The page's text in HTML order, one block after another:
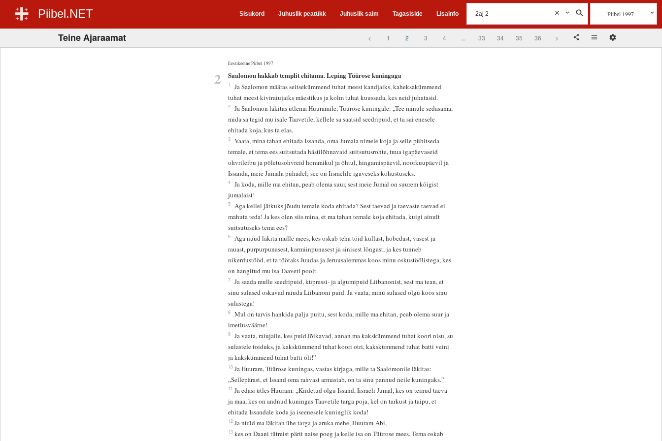
Piibel.NET Sisukord Juhuslik peatükk Juhuslik salm Tagasiside Lisainfo Piibel 1997
Teine Ajaraamat < 1 2 3 4 ... 33 34 35 36 >
Eestikeelne Piibel 1997
2 Saalomon hakkab templit ehitama. Leping Tüürose kuningaga
1
Ja Saalomon määras seitsekümmend tuhat meest kandjaiks, kaheksakümmend
tuhat meest kiviraiujaiks mäestikus ja kolm tuhat kuussada, kes neid juhatasid.
2
Ja Saalomon läkitas ütlema Huuramile, Tüürose kuningale: „Tee minule sedasama,
mida sa tegid mu isale Taavetile, kellele sa saatsid seedripuid, et ta sai enesele
ehitada koja, kus ta elas.
3
Vaata, mina tahan ehitada Issanda, oma Jumala nimele koja ja selle pühitseda
temale, et tema ees suitsutada hästilõhnavaid suitsutusrohte, tuua igapäevaseid
ohvrileibu ja põletusohvreid hommikul ja õhtul, hingamispäevil, noorkuupäevil ja
Issanda, meie Jumala pühadel; see on Iisraelile igaveseks kohustuseks.
4
Ja koda, mille ma ehitan, peab olema suur, sest meie Jumal on suurem kõigist
jumalaist!
5
Aga kellel jätkuks jõudu temale koda ehitada? Sest taevad ja taevaste taevad ei
mahuta teda! Ja kes olen siis mina, et ma tahan temale koja ehitada, kuigi ainult
suitsutuseks tema ees?
6
Aga nüüd läkita mulle mees, kes oskab teha töid kullast, hõbedast, vasest ja
rauast, purpurpunasest, karmiinpunasest ja sinisest lõngast, ja kes tunneb
nikerdustööd, et ta töötaks Juudas ja Jeruusalemmas koos minu oskustöölistega, kes
on hangitud mu isa Taaveti poolt.
7
Ja saada mulle seedripuid, küpressi- ja algumipuid Liibanonist, sest ma tean, et
sinu sulased oskavad raiuda Liibanoni puid. Ja vaata, minu sulased olgu koos sinu
sulastega!
8
Mul on tarvis hankida palju puitu, sest koda, mille ma ehitan, peab olema suur ja
imetlusväärne!
9
Ja vaata, raiujaile, kes puid lõikavad, annan ma kakskümmend tuhat koori nisu, su
sulastele toiduks, ja kakskümmend tuhat koori otri, kakskümmend tuhat batti veini
ja kakskümmend tuhat batti õli!”
10 Ja Huuram, Tüürose kuningas, vastas kirjaga, mille ta Saalomonile läkitas:
„Sellepärast, et Issand oma rahvast armastab, on ta sinu pannud neile kuningaks.”
11 Ja edasi ütles Huuram: „Kiidetud olgu Issand, Iisraeli Jumal, kes on teinud taeva
ja maa, kes on andnud kuningas Taavetile targa poja, kel on tarkust ja taipu, et
ehitada Issandale koda ja iseenesele kuninglik koda!
12 Ja nüüd ma läkitan ühe targa ja aruka mehe, Huuram-Abi,
13 kes on Daani tütreist pärit naise poeg ja kelle isa on Tüürose mees. Tema oskab